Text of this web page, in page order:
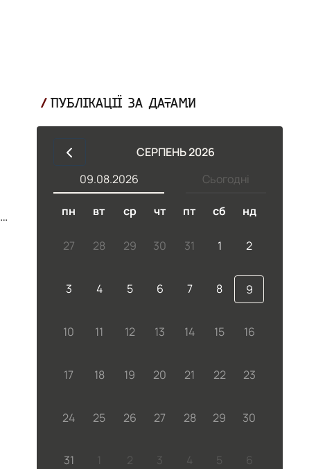
ПУБЛІКАЦІЇ ЗА ДАТАМИ
СЕРПЕНЬ 2026
Сьогодні
09.08.2026
пн вт ср чт пт сб нд
27 28 29 30 31 1 2
3 4 5 6 7 8 9
10 11 12 13 14 15 16
17 18 19 20 21 22 23
24 25 26 27 28 29 30
31 1 2 3 4 5 6